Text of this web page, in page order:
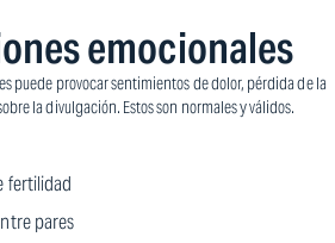
emocionales
puede provocar sentimientos de dolor, pérdida de la
la divulgación. Estos son normales y válidos.
fertilidad
pares